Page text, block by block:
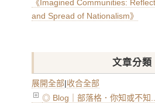
《Imagined Communities:
and Spread of Nationalism》
文章分類
展開全部|收合全部
◎ Blog｜部落格．你知或不知